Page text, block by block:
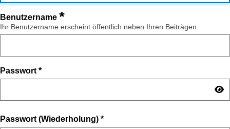
Benutzername *
Ihr Benutzername erscheint öffentlich neben Ihren Beiträgen.
Passwort *
Passwort (Wiederholung) *